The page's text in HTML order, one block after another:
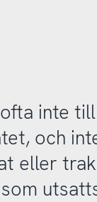
inte
och
eller